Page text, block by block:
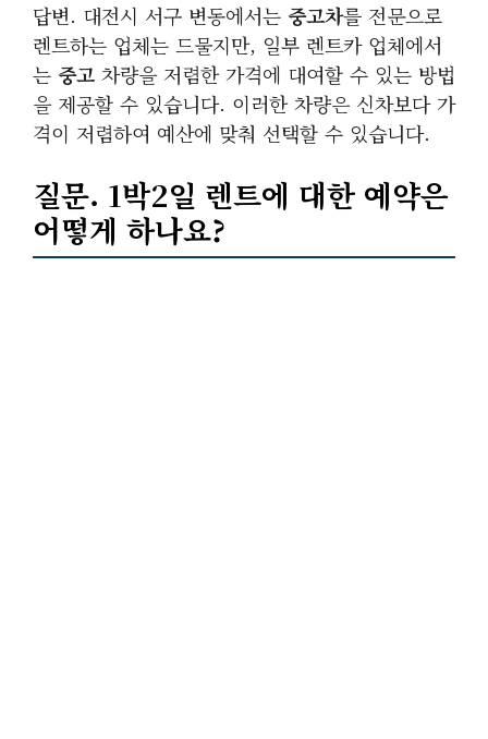
답변. 대전시 서구 변동에서는 중고차를 전문으로
렌트하는 업체는 드물지만, 일부 렌트카 업체에서
는 중고 차량을 저렴한 가격에 대여할 수 있는 방법
을 제공할 수 있습니다. 이러한 차량은 신차보다 가
격이 저렴하여 예산에 맞춰 선택할 수 있습니다.
질문. 1박2일 렌트에 대한 예약은
어떻게 하나요?